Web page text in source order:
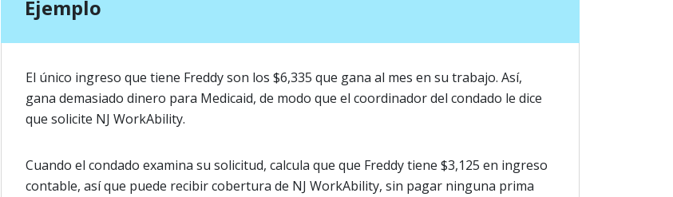
Ejemplo
El único ingreso que tiene Freddy son los $6,335 que gana al mes en su trabajo. Así,
gana demasiado dinero para Medicaid, de modo que el coordinador del condado le dice
que solicite NJ WorkAbility.
Cuando el condado examina su solicitud, calcula que que Freddy tiene $3,125 en ingreso
contable, así que puede recibir cobertura de NJ WorkAbility, sin pagar ninguna prima